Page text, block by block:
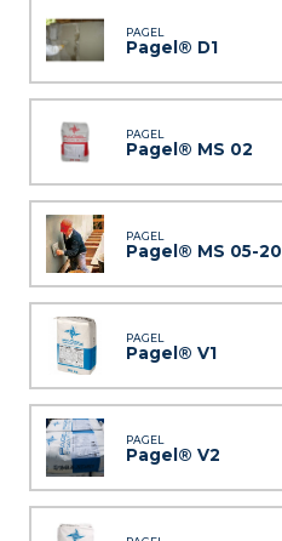
PAGEL
Pagel® D1
PAGEL
Pagel® MS 02
PAGEL
Pagel® MS 05-20
PAGEL
Pagel® V1
PAGEL
Pagel® V2